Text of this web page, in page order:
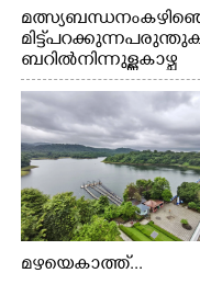
മത്സ്യബന്ധനം
മിട്ട് പറക്കുന്ന
ബറിൽ നിന്നുള്ള കാഴ്ച
മഴയെകാത്ത്...